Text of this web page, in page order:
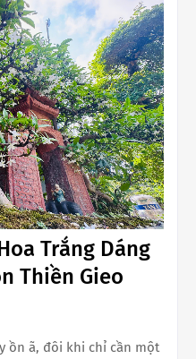
Trắng Dáng
Thiền Gieo
ồn ã, đôi khi chỉ cần một